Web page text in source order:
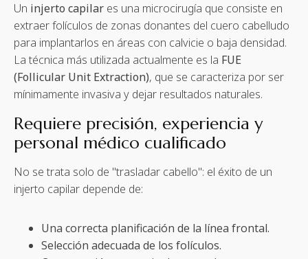
Un injerto capilar es una microcirugía que consiste en
extraer folículos de zonas donantes del cuero cabelludo
para implantarlos en áreas con calvicie o baja densidad.
La técnica más utilizada actualmente es la FUE
(Follicular Unit Extraction), que se caracteriza por ser
mínimamente invasiva y dejar resultados naturales.
Requiere precisión, experiencia y
personal médico cualificado
No se trata solo de "trasladar cabello": el éxito de un
injerto capilar depende de:
Una correcta planificación de la línea frontal.
Selección adecuada de los folículos.